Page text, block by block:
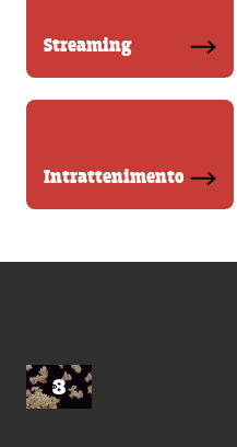
Streaming
Intrattenimento